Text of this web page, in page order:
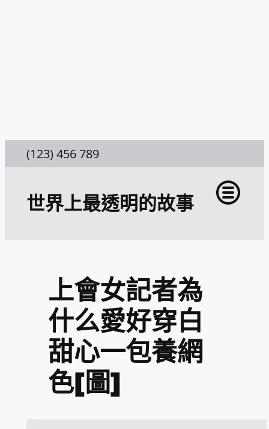
(123) 456 789
世界上最透明的故事
上會女記者為
什么愛好穿白
甜心一包養網
色[圖]